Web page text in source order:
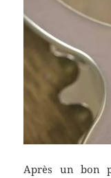
Après un bon